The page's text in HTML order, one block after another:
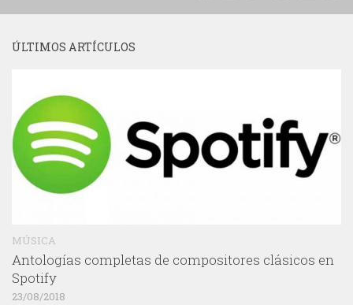
ÚLTIMOS ARTÍCULOS
MÚSICA
Antologías completas de compositores clásicos en
Spotify
23/08/2018